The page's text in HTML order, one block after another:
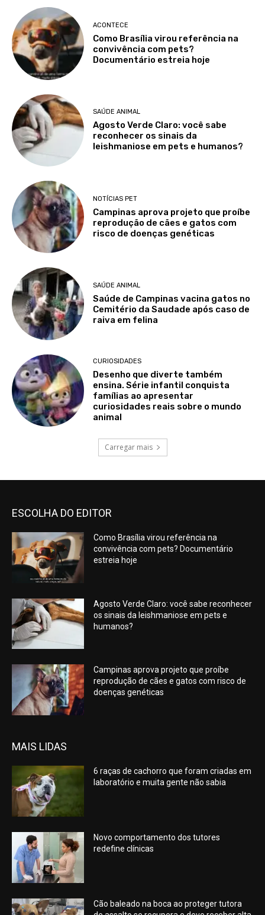
ACONTECE
Como Brasília virou referência na
convivência com pets?
Documentário estreia hoje
SAÚDE ANIMAL
Agosto Verde Claro: você sabe
reconhecer os sinais da
leishmaniose em pets e humanos?
NOTÍCIAS PET
Campinas aprova projeto que proíbe
reprodução de cães e gatos com
risco de doenças genéticas
SAÚDE ANIMAL
Saúde de Campinas vacina gatos no
Cemitério da Saudade após caso de
raiva em felina
CURIOSIDADES
Desenho que diverte também
ensina. Série infantil conquista
famílias ao apresentar
curiosidades reais sobre o mundo
animal
Carregar mais
ESCOLHA DO EDITOR
Como Brasília virou referência na
convivência com pets? Documentário
estreia hoje
Agosto Verde Claro: você sabe reconhecer
os sinais da leishmaniose em pets e
humanos?
Campinas aprova projeto que proíbe
reprodução de cães e gatos com risco de
doenças genéticas
MAIS LIDAS
6 raças de cachorro que foram criadas em
laboratório e muita gente não sabia
Novo comportamento dos tutores
redefine clínicas
Cão baleado na boca ao proteger tutora